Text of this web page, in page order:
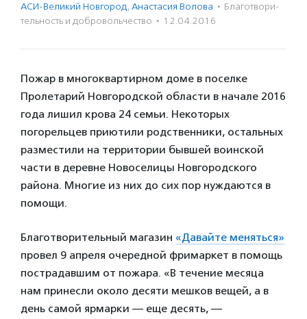
АСИ-Великий Новгород, Анастасия Волова · Благотвори­
тель­ность и доброволь­чест­во · 12.04.2016
Пожар в многоквартирном доме в поселке
Пролетарий Новгородской области в начале 2016
года лишил крова 24 семьи. Некоторых
погорельцев приютили родственники, остальных
разместили на территории бывшей воинской
части в деревне Новоселицы Новгородского
района. Многие из них до сих пор нуждаются в
помощи.
Благотворительный магазин «Давайте меняться»
провел 9 апреля очередной фримаркет в помощь
пострадавшим от пожара. «В течение месяца
нам принесли около десяти мешков вещей, а в
день самой ярмарки — еще десять, —